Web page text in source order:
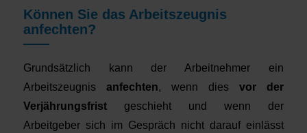
Können Sie das Arbeitszeugnis
anfechten?
Grundsätzlich kann der Arbeitnehmer ein
Arbeitszeugnis anfechten, wenn diesvor der
Verjährungsfristgeschieht und wenn der
Arbeitgeber sich im Gespräch nicht darauf einlässt